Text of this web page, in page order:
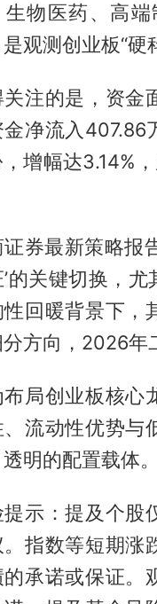
生物医药、高
观测创业板“硬
注的是，资金
金净流入
增幅达3.14%
券最新策略报
的关键切换，
回暖背景下，
方向，2026年
局创业板核心
流动性优势与
明的配置载体。
提示：提及个股
指数等短期涨
的承诺或保证。